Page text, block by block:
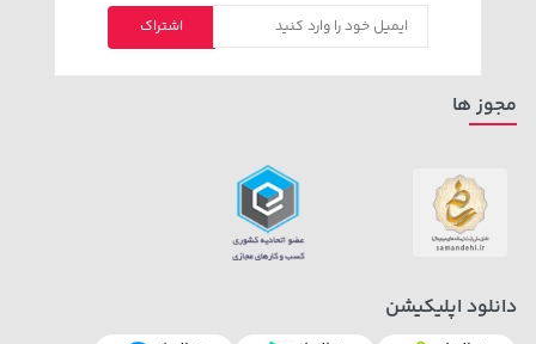
1,143,000 تومان
خرید 40,380,000 تومان
اشتراک
مجوز ها
دانلود اپلیکیشن